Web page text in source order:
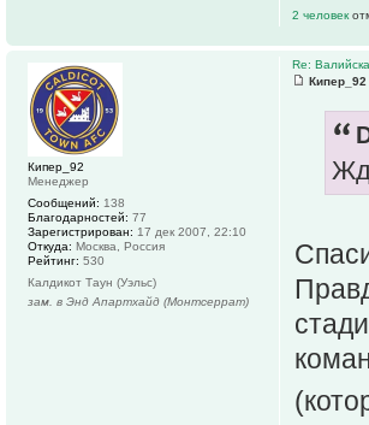
2 человек
Re:
Кипер_92
Кипер_92
Менеджер
Сообщений: 138
Благодарностей: 77
Зарегистрирован: 17 дек 2007, 22:10
Откуда: Москва, Россия
Рейтинг: 530
Калдикот Таун (Уэльс)
зам. в Энд Апартхайд (Монтсеррат)